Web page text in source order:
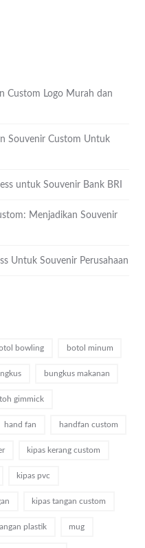
Custom Logo Murah dan
Souvenir Custom Untuk
untuk Souvenir Bank BRI
Menjadikan Souvenir
Untuk Souvenir Perusahaan
bowling botol minum
bungkus makanan
gimmick
hand fan handfan custom
kipas kerang custom
kipas pvc
kipas tangan custom
plastik mug